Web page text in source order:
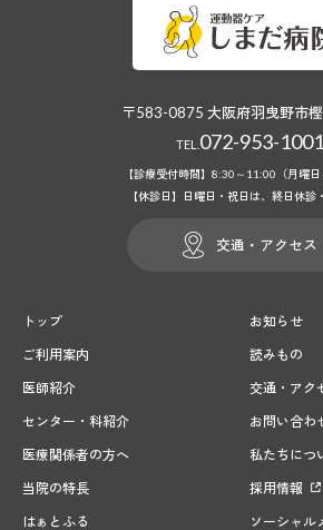
〒583-0875 大阪府羽曳野市
TEL. 072-953-1001
【診療受付時間】8:30～11:00（月曜日
【休診日】日曜日・祝日は、終日休診
交通・アクセス
トップ
ご利用案内
医師紹介
センター・科紹介
医療関係者の方へ
当院の特長
お知らせ
読みもの
交通・アク
お問い合わ
私たちにつ
採用情報
はぁとふる
ソーシャル